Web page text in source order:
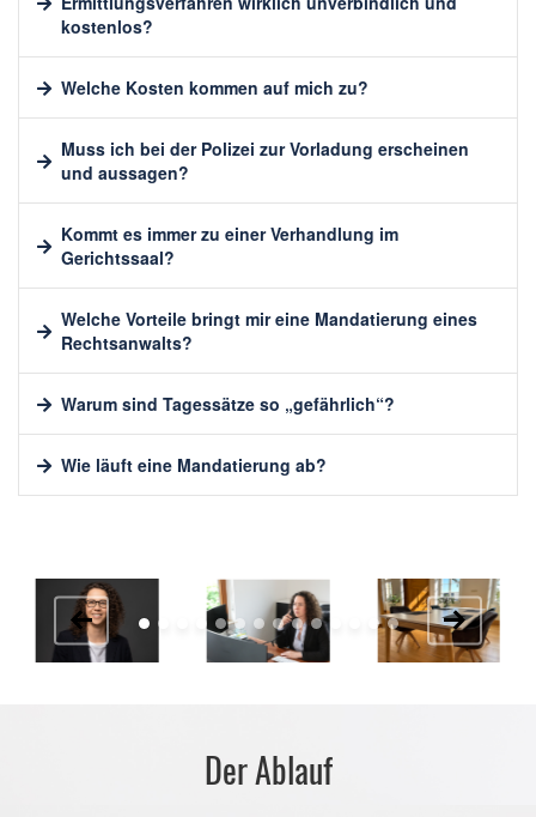
kostenlos?
Welche Kosten kommen auf mich zu?
Muss ich bei der Polizei zur Vorladung erscheinen
und aussagen?
Kommt es immer zu einer Verhandlung im
Gerichtssaal?
Welche Vorteile bringt mir eine Mandatierung eines
Rechtsanwalts?
Warum sind Tagessätze so „gefährlich“?
Wie läuft eine Mandatierung ab?
Der Ablauf